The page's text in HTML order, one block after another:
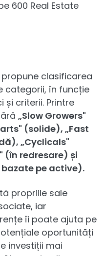
600 Real Estate
propune clasificarea
categorii, în funcție
criterii. Printre
„Slow Growers"
(solide), „Fast
„Cyclicals"
(în redresare) și
bazate pe active).
propriile sale
iar
îi poate ajuta pe
oportunități
investiții mai